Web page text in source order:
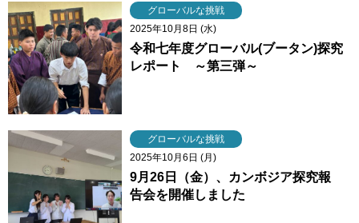
グローバルな挑戦
2025年10月8日 (水)
令和七年度グローバル(ブータン)探究
レポート ～第三弾～
グローバルな挑戦
2025年10月6日 (月)
9月26日（金）、カンボジア探究報
告会を開催しました